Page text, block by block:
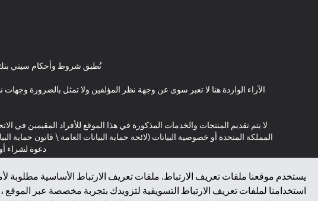
يستخدم موقعنا ملفات تعريف الارتباط. ملفات تعريف الارتباط الأساسية مطلوبة
استخدامنا لملفات تعريف الارتباط التسويقية لتزويدك بتجربة مخصصة عبر الموقع
تُطبق شروط وأحكام سيتي
الآراء الواردة هنا لا تعبر سوى عن وجهة نظر المؤلفين ولا تمثل بالضرورة
لا يتم تقديم المنتجات والخدمات المذكورة في هذا الموقع للأفراد المقيمين في
المملكة المتحدة أو خصوصية البيانات (لائحة حماية البيانات العامة \ قانون
دعوة لشراء
*GDPR – اللائحة العامة لحماية البيانات؛ * LGPD – Lei Geral de Proteção de Dados Pessoais ; *NZPA – قانون الخصوصية النيوزيلندي